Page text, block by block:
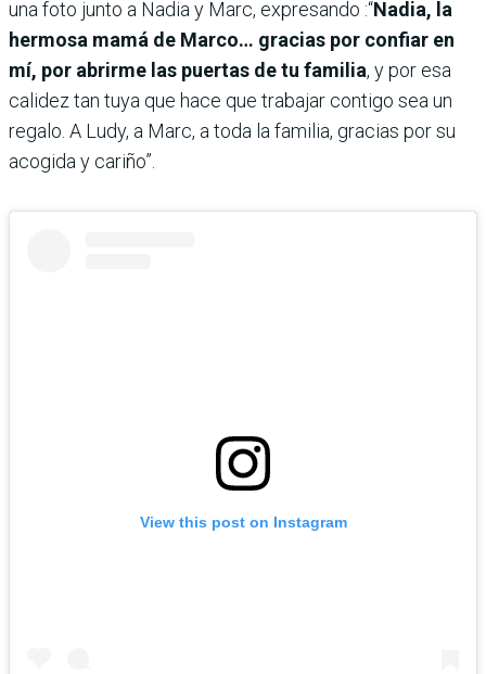
una foto junto a Nadia y Marc, expresando :“Nadia, la
hermosa mamá de Marco… gracias por confiar en
mí, por abrirme las puertas de tu familia, y por esa
calidez tan tuya que hace que trabajar contigo sea un
regalo. A Ludy, a Marc, a toda la familia, gracias por su
acogida y cariño”.
View this post on Instagram